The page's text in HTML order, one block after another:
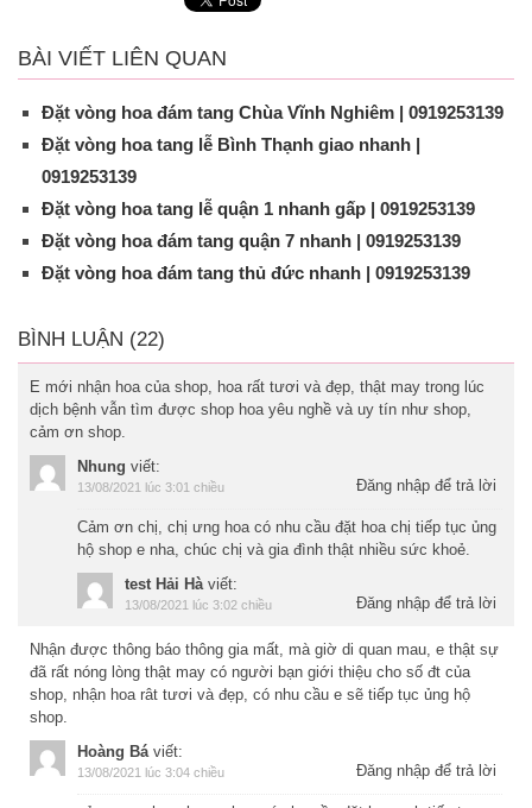
BÀI VIẾT LIÊN QUAN
Đặt vòng hoa đám tang Chùa Vĩnh Nghiêm | 0919253139
Đặt vòng hoa tang lễ Bình Thạnh giao nhanh |
0919253139
Đặt vòng hoa tang lễ quận 1 nhanh gấp | 0919253139
Đặt vòng hoa đám tang quận 7 nhanh | 0919253139
Đặt vòng hoa đám tang thủ đức nhanh | 0919253139
BÌNH LUẬN (22)
Nhung viết:
13/08/2021 lúc 3:01 chiều
E mới nhận hoa của shop, hoa rất tươi và đẹp, thật may trong lúc
dịch bệnh vẫn tìm được shop hoa yêu nghề và uy tín như shop,
cảm ơn shop.
Đăng nhập để trả lời
test Hải Hà viết:
13/08/2021 lúc 3:02 chiều
Cảm ơn chị, chị ưng hoa có nhu cầu đặt hoa chị tiếp tục ủng
hộ shop e nha, chúc chị và gia đình thật nhiều sức khoẻ.
Đăng nhập để trả lời
Hoàng Bá viết:
13/08/2021 lúc 3:04 chiều
Nhận được thông báo thông gia mất, mà giờ di quan mau, e thật sự
đã rất nóng lòng thật may có người bạn giới thiệu cho số đt của
shop, nhận hoa rât tươi và đẹp, có nhu cầu e sẽ tiếp tục ủng hộ
shop.
Đăng nhập để trả lời